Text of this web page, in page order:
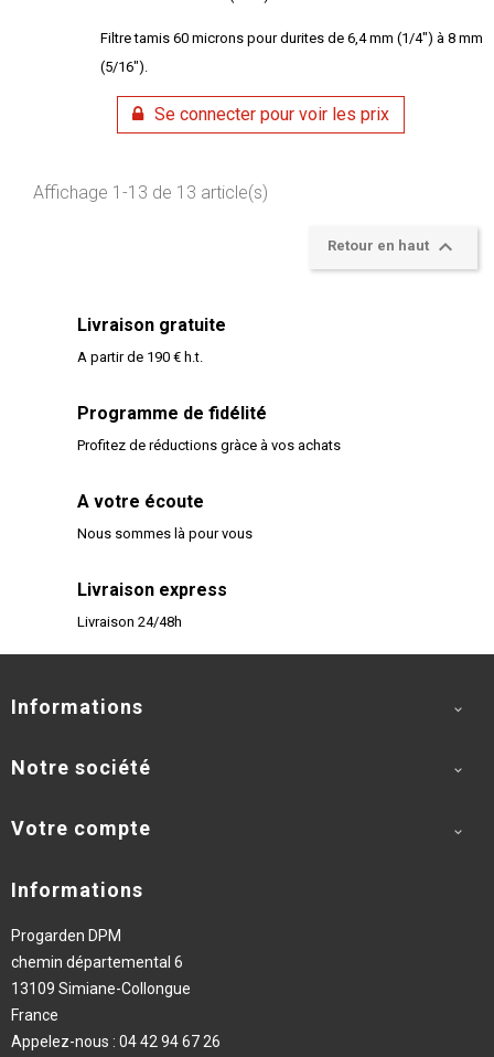
Filtre tamis 60 microns pour durites de 6,4 mm (1/4") à 8 mm
(5/16").
Se connecter pour voir les prix
Affichage 1-13 de 13 article(s)
Retour en haut 
Livraison gratuite
A partir de 190 € h.t.
Programme de fidélité
Profitez de réductions gràce à vos achats
A votre écoute
Nous sommes là pour vous
Livraison express
Livraison 24/48h
Informations 
Notre société 
Votre compte 
Informations
Progarden DPM
chemin départemental 6
13109 Simiane-Collongue
France
Appelez-nous : 04 42 94 67 26